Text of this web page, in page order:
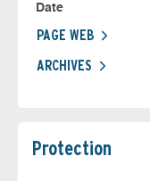
Date
PAGE WEB
ARCHIVES
Protection